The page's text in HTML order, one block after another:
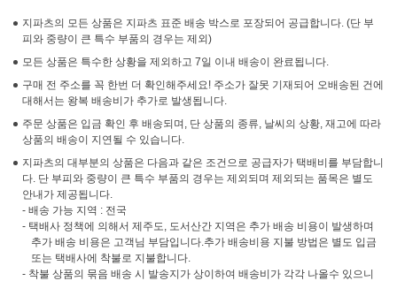
지파츠의 모든 상품은 지파츠 표준 배송 박스로 포장되어 공급합니다. (단 부
피와 중량이 큰 특수 부품의 경우는 제외)
모든 상품은 특수한 상황을 제외하고 7일 이내 배송이 완료됩니다.
구매 전 주소를 꼭 한번 더 확인해주세요! 주소가 잘못 기재되어 오배송된 건에
대해서는 왕복 배송비가 추가로 발생됩니다.
주문 상품은 입금 확인 후 배송되며, 단 상품의 종류, 날씨의 상황, 재고에 따라
상품의 배송이 지연될 수 있습니다.
지파츠의 대부분의 상품은 다음과 같은 조건으로 공급자가 택배비를 부담합니
다. 단 부피와 중량이 큰 특수 부품의 경우는 제외되며 제외되는 품목은 별도
안내가 제공됩니다.
- 배송 가능 지역 : 전국
- 택배사 정책에 의해서 제주도, 도서산간 지역은 추가 배송 비용이 발생하며
추가 배송 비용은 고객님 부담입니다.추가 배송비용 지불 방법은 별도 입금
또는 택배사에 착불로 지불합니다.
- 착불 상품의 묶음 배송 시 발송지가 상이하여 배송비가 각각 나올수 있으니